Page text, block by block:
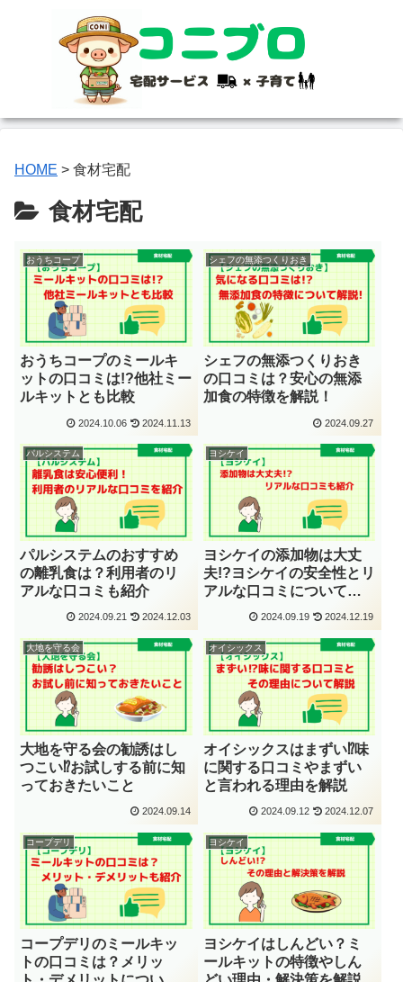
HOME > 食材宅配
食材宅配
おうちコープ
おうちコープのミールキ
ットの口コミは!?他社ミー
ルキットとも比較
2024.10.06 2024.11.13
シェフの無添つくりおき
シェフの無添つくりおき
の口コミは？安心の無添
加食の特徴を解説！
2024.09.27
パルシステム
パルシステムのおすすめ
の離乳食は？利用者のリ
アルな口コミも紹介
2024.09.21 2024.12.03
ヨシケイ
ヨシケイの添加物は大丈
夫!?ヨシケイの安全性とリ
アルな口コミについて解
2024.09.19 2024.12.19
大地を守る会
大地を守る会の勧誘はし
つこい⁉お試しする前に知
っておきたいこと
2024.09.14
オイシックス
オイシックスはまずい⁉味
に関する口コミやまずい
と言われる理由を解説
2024.09.12 2024.12.07
コープデリ
コープデリのミールキッ
トの口コミは？メリッ
ヨシケイ
ヨシケイはしんどい？ミ
ールキットの特徴やしん